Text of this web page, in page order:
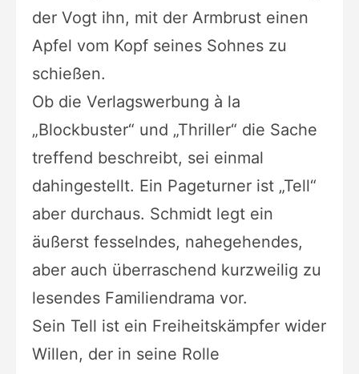
der Vogt ihn, mit der Armbrust einen
Apfel vom Kopf seines Sohnes zu
schießen.
Ob die Verlagswerbung à la
„Blockbuster“ und „Thriller“ die Sache
treffend beschreibt, sei einmal
dahingestellt. Ein Pageturner ist „Tell“
aber durchaus. Schmidt legt ein
äußerst fesselndes, nahegehendes,
aber auch überraschend kurzweilig zu
lesendes Familiendrama vor.
Sein Tell ist ein Freiheitskämpfer wider
Willen, der in seine Rolle